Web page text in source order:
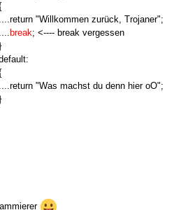
"Willkommen zurück, Trojaner";
break; <---- break vergessen
....return "Was machst du denn hier oO";